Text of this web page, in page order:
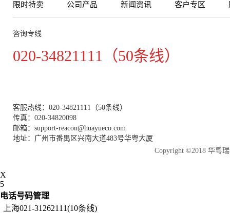
限时特卖 公司产品 新闻资讯 客户专区
咨询专线
020-34821111（50条线）
客服热线：020-34821111（50条线）
传真：020-34820098
邮箱：support-reacon@huayueco.com
地址：广州市番禺区兴南大道483号华粤大厦
Copyright ©2018 华粤
X
5
电话号码管理
上海021-31262111(10条线)